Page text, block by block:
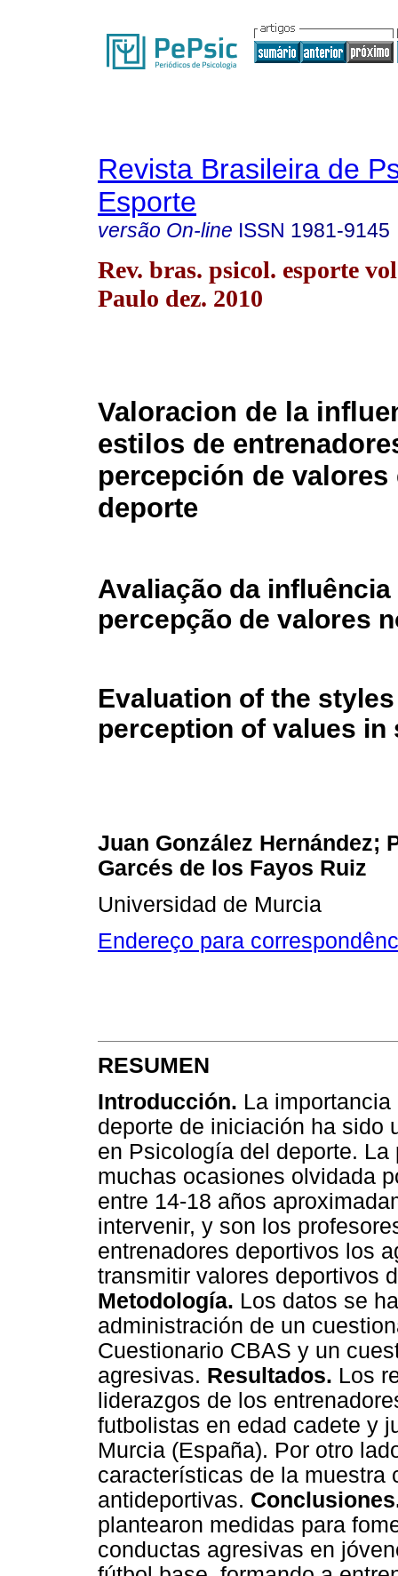
Revista Brasileira de
Esporte
versão On-line ISSN 1981-9145
Rev. bras. psicol. esporte
Paulo dez. 2010
Valoracion de la
estilos de
percepción de valores
deporte
Avaliação da
percepção de valores
Evaluation of the
perception of values in
Juan González Hernández;
Garcés de los Fayos Ruiz
Universidad de Murcia
Endereço para
RESUMEN
Introducción. La
deporte de iniciación ha sido
en Psicología del deporte.
muchas ocasiones olvidada
entre 14-18 años
intervenir, y son los
entrenadores deportivos los
transmitir valores deportivos
Metodología. Los datos se
administración de un
Cuestionario CBAS y un
agresivas. Resultados. Los
liderazgos de los
futbolistas en edad cadete y
Murcia (España). Por otro
características de la muestra
antideportivas.
plantearon medidas para
conductas agresivas en